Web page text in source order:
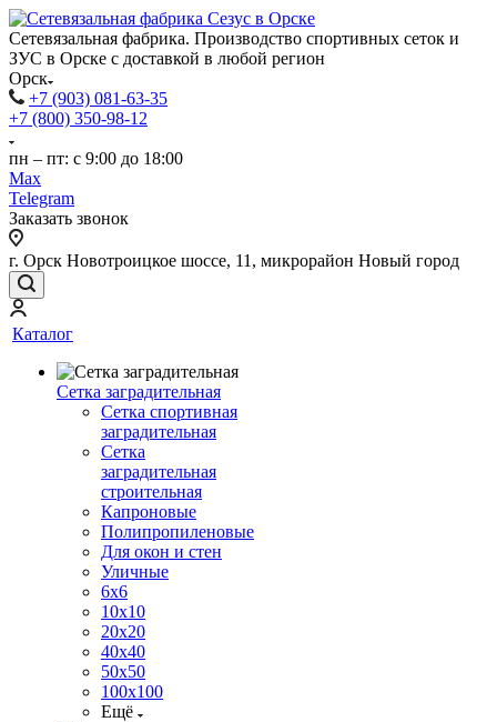
Сетевязальная фабрика. Производство спортивных сеток и
ЗУС в Орске с доставкой в любой регион
Орск
+7 (903) 081-63-35
+7 (800) 350-98-12
пн – пт: с 9:00 до 18:00
Max
Telegram
Заказать звонок
г. Орск Новотроицкое шоссе, 11, микрорайон Новый город
Каталог
Сетка заградительная
Сетка спортивная
заградительная
Сетка
заградительная
строительная
Капроновые
Полипропиленовые
Для окон и стен
Уличные
6х6
10х10
20х20
40х40
50х50
100х100
Ещё